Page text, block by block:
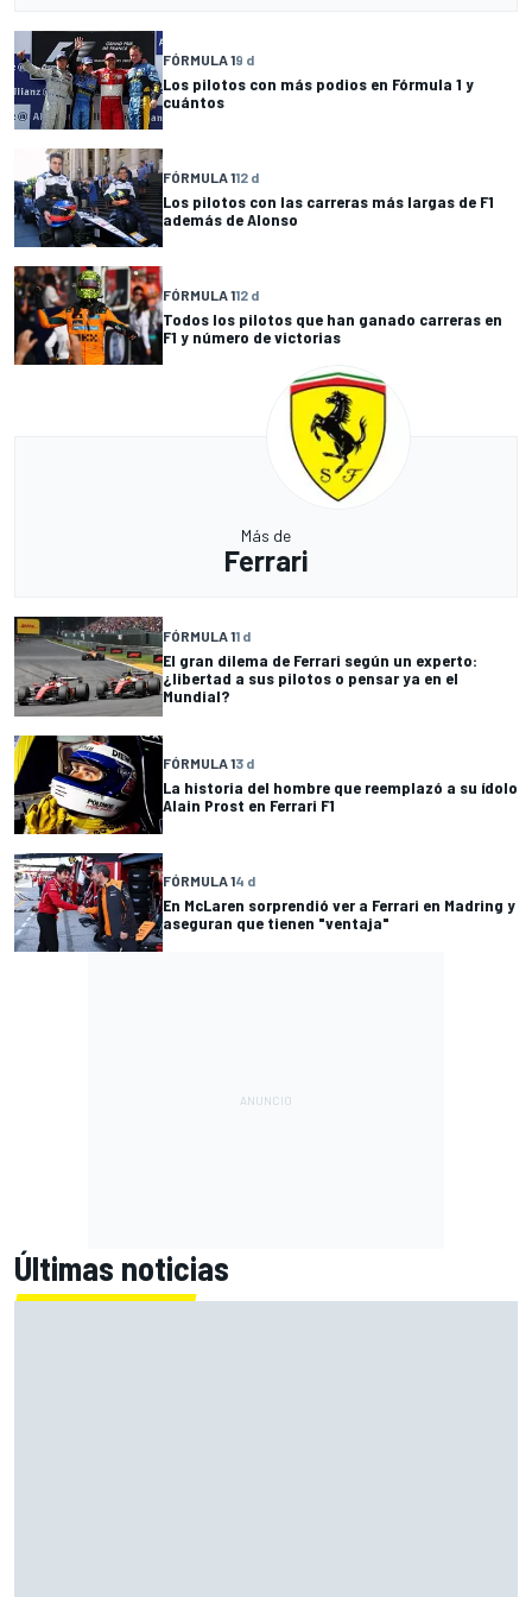
FÓRMULA 19 d
Los pilotos con más podios en Fórmula 1 y
cuántos
FÓRMULA 112 d
Los pilotos con las carreras más largas de F1
además de Alonso
FÓRMULA 112 d
Todos los pilotos que han ganado carreras en
F1 y número de victorias
Más de
Ferrari
FÓRMULA 11 d
El gran dilema de Ferrari según un experto:
¿libertad a sus pilotos o pensar ya en el
Mundial?
FÓRMULA 13 d
La historia del hombre que reemplazó a su ídolo
Alain Prost en Ferrari F1
FÓRMULA 14 d
En McLaren sorprendió ver a Ferrari en Madring y
aseguran que tienen "ventaja"
Últimas noticias